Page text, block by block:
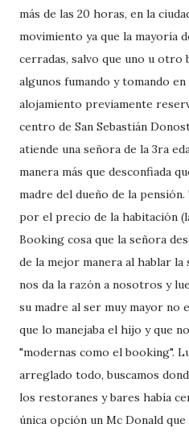
más de las 20 horas, en la
movimiento ya que la mayoría
cerradas, salvo que uno u
algunos fumando y tomando
alojamiento previamente
centro de San Sebastián
atiende una señora de la 3ra
manera más que desconfiada
madre del dueño de la
por el precio de la habitación
Booking cosa que la señora
de la mejor manera al hablar
nos da la razón a nosotros y
su madre al ser muy mayor no
que lo manejaba el hijo y que
"modernas como el booking".
arreglado todo, buscamos
los restoranes y bares había
única opción un Mc Donald